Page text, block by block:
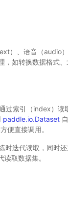
）、语音（audio
，如转换数据格式、
过索引（index）读
paddle.io.Dataset
便直接调用。
时迭代读取，同时还
读取数据集。